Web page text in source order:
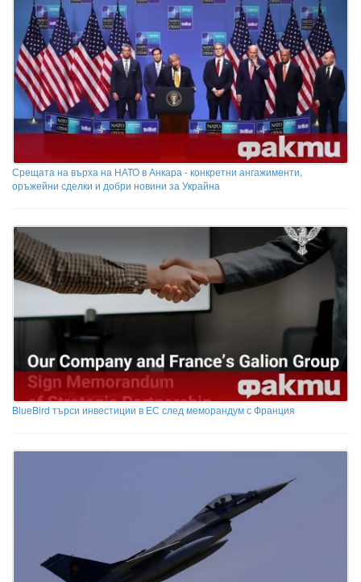
Срещата на върха на НАТО в Анкара - конкретни ангажименти,
оръжейни сделки и добри новини за Украйна
BlueBird търси инвестиции в ЕС след меморандум с Франция